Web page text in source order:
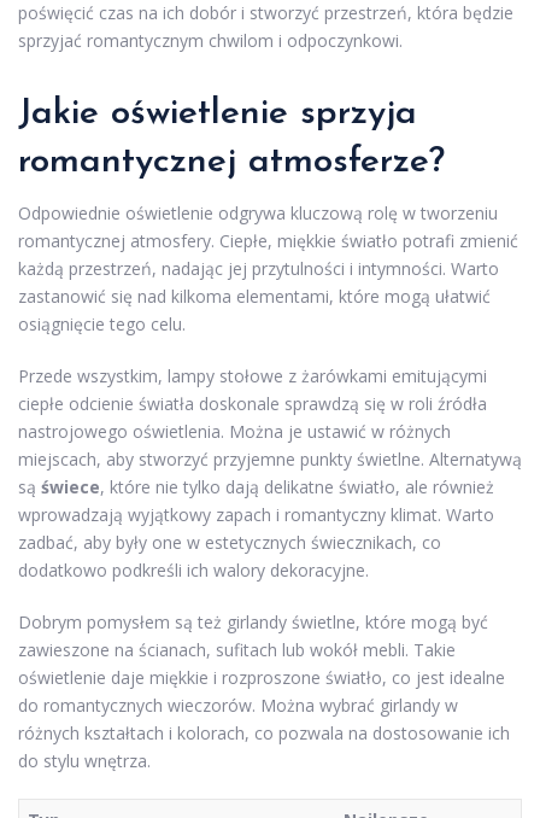
poświęcić czas na ich dobór i stworzyć przestrzeń, która będzie
sprzyjać romantycznym chwilom i odpoczynkowi.
Jakie oświetlenie sprzyja
romantycznej atmosferze?
Odpowiednie oświetlenie odgrywa kluczową rolę w tworzeniu
romantycznej atmosfery. Ciepłe, miękkie światło potrafi zmienić
każdą przestrzeń, nadając jej przytulności i intymności. Warto
zastanowić się nad kilkoma elementami, które mogą ułatwić
osiągnięcie tego celu.
Przede wszystkim, lampy stołowe z żarówkami emitującymi
ciepłe odcienie światła doskonale sprawdzą się w roli źródła
nastrojowego oświetlenia. Można je ustawić w różnych
miejscach, aby stworzyć przyjemne punkty świetlne. Alternatywą
są świece, które nie tylko dają delikatne światło, ale również
wprowadzają wyjątkowy zapach i romantyczny klimat. Warto
zadbać, aby były one w estetycznych świecznikach, co
dodatkowo podkreśli ich walory dekoracyjne.
Dobrym pomysłem są też girlandy świetlne, które mogą być
zawieszone na ścianach, sufitach lub wokół mebli. Takie
oświetlenie daje miękkie i rozproszone światło, co jest idealne
do romantycznych wieczorów. Można wybrać girlandy w
różnych kształtach i kolorach, co pozwala na dostosowanie ich
do stylu wnętrza.